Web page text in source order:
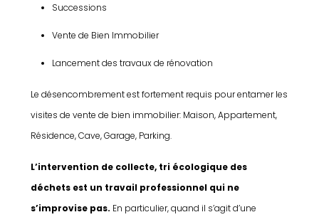
Successions
Vente de Bien Immobilier
Lancement des travaux de rénovation
Le désencombrement est fortement requis pour entamer les
visites de vente de bien immobilier: Maison, Appartement,
Résidence, Cave, Garage, Parking.
L’intervention de collecte, tri écologique des
déchets est un travail professionnel qui ne
s’improvise pas. En particulier, quand il s’agit d’une